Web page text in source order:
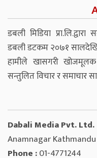
डबली मिडिया
डबली डटकम २०७१ सालदेखि
हामीले खासगरी
सन्तुलित विचार र समाचार
Dabali Media Pvt. Ltd.
Anamnagar Kathmandu
Phone :01-4771244